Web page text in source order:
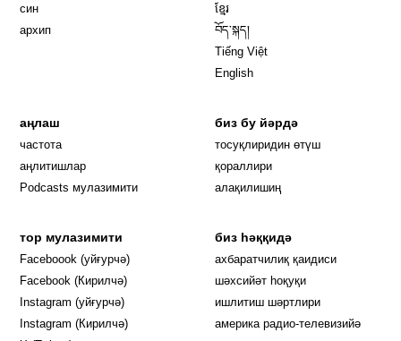
син
архип
ខ្មែរ
བོད་སྐད།
Tiếng Việt
English
аңлаш
частота
аңлитишлар
Podcasts мулазимити
биз бу йәрдә
тосуқлиридин өтүш
қораллири
алақилишиң
тор мулазимити
Faceboook (уйғурчә) Opens in new window
Facebook (Кирилчә) Opens in new window
Instagram (уйғурчә) Opens in new window
Instagram (Кирилчә) Opens in new window
биз һәққидә
ахбаратчилиқ қаидиси
шәхсийәт һоқуқи
ишлитиш шәртлири
америка радио-телевизийә